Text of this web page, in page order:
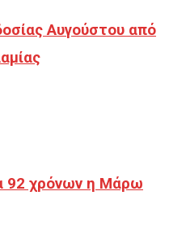
Αυγούστου από
92 χρόνων η Μάρω